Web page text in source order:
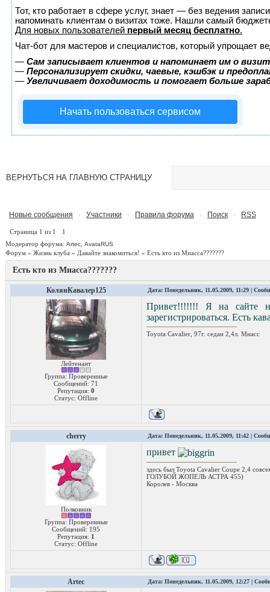
Тот, кто работает в сфере услуг, знает — без ведения
напоминать клиентам о визитах тоже. Нашли самый
Для новых пользователей первый месяц бесплатно.
Чат-бот для мастеров и специалистов, который упрощает
— Сам записывает клиентов и напоминает им о
— Персонализирует скидки, чаевые, кэшбэк и
— Увеличивает доходимость и помогает больше
Начать пользоваться сервисом
ВЕРНУТЬСЯ НА ГЛАВНУЮ СТРАНИЦУ
Новые сообщения · Участники · Правила форума · Поиск · RSS
Страница 1 из 1
1
Модератор форума: Artec AvataRUS
Форум » Жизнь клуба » Давайте знакомиться! » Есть кто из Миасса???????
Есть кто из Миасса???????
КолянКавалер125 Дата: Понедельник, 11.05.2009, 11:29 |
Лейтенант
Группа: Проверенные
Сообщений: 71
Репутация: 0
Статус: Offline
Привет!!!!!!! Я на сайте
зарегистрироваться. Есть
Toyota Cavalier, 97г. седан 2,4л. Миасс
cherry Дата: Понедельник, 11.05.2009, 11:42 |
Полковник
Группа: Проверенные
Сообщений: 195
Репутация: 1
Статус: Offline
привет
здесь был Toyota Cavalier Coupe 2,4
ГОЛУБОЙ ЖОПЕЛЬ АСТРА 455)
Королев - Москва
Artec Дата: Понедельник, 11.05.2009, 12:27 |